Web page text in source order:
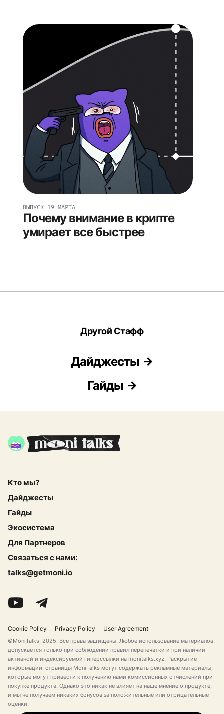
ВЫПУСК 19 МАРТА
Почему внимание в крипте
умирает все быстрее
Другой Стафф
Дайджесты
Гайды
Кто мы?
Дайджесты
Гайды
Экосистема
Для Партнеров
Связаться с нами:
talks@getmoni.io
Cookie Policy Privacy Policy User Agreement
©MoniTalks, 2025. Все права защищены. Любое использование материалов
допускается только при соблюдении правил перепечатки и при наличии
активной и индексируемой гиперссылки на monitalks.xyz. Раскрытие
информации: страницы MoniTalks могут содержать рекламные материалы,
которые могут привести к получению нами комиссионных отчислений при
покупке продукта. Однако это никак не влияет на наше мнение о продукте,
и мы не получаем никаких бонусов за положительные или отрицательные
оценки.